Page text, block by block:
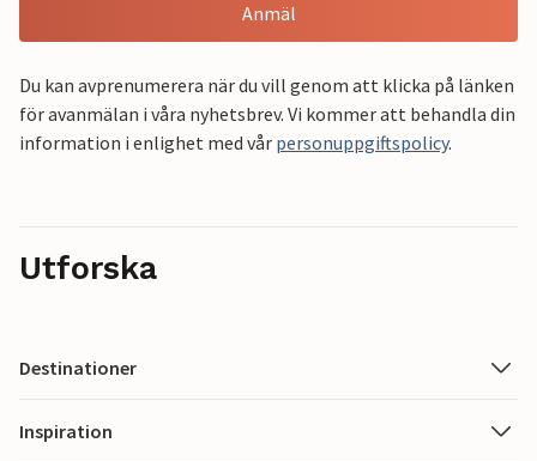
Anmäl
Du kan avprenumerera när du vill genom att klicka på länken
för avanmälan i våra nyhetsbrev. Vi kommer att behandla din
information i enlighet med vår personuppgiftspolicy.
Utforska
Destinationer
Inspiration